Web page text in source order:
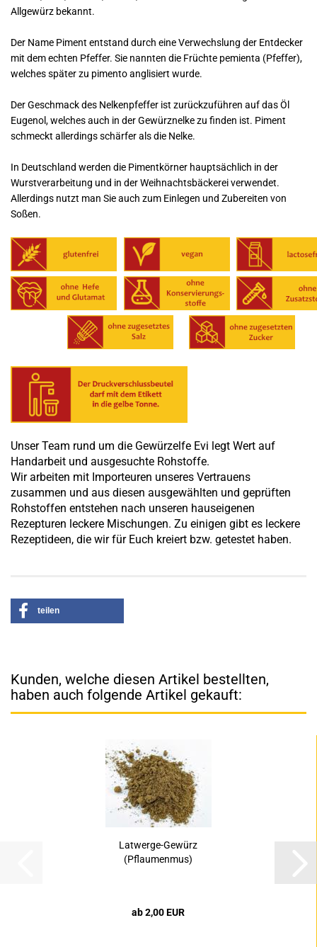
Allgewürz bekannt.
Der Name Piment entstand durch eine Verwechslung der Entdecker
mit dem echten Pfeffer. Sie nannten die Früchte pemienta (Pfeffer),
welches später zu pimento anglisiert wurde.
Der Geschmack des Nelkenpfeffer ist zurückzuführen auf das Öl
Eugenol, welches auch in der Gewürznelke zu finden ist. Piment
schmeckt allerdings schärfer als die Nelke.
In Deutschland werden die Pimentkörner hauptsächlich in der
Wurstverarbeitung und in der Weihnachtsbäckerei verwendet.
Allerdings nutzt man Sie auch zum Einlegen und Zubereiten von
Soßen.
Unser Team rund um die Gewürzelfe Evi legt Wert auf
Handarbeit und ausgesuchte Rohstoffe.
Wir arbeiten mit Importeuren unseres Vertrauens
zusammen und aus diesen ausgewählten und geprüften
Rohstoffen entstehen nach unseren hauseigenen
Rezepturen leckere Mischungen. Zu einigen gibt es leckere
Rezeptideen, die wir für Euch kreiert bzw. getestet haben.
teilen
Kunden, welche diesen Artikel bestellten,
haben auch folgende Artikel gekauft:
Latwerge-Gewürz
(Pflaumenmus)
ab 2,00 EUR